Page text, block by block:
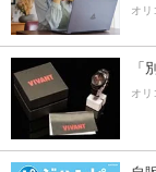
オリ
「
オリ